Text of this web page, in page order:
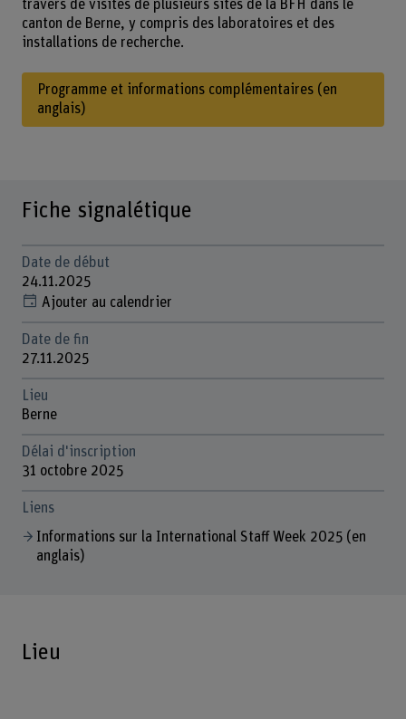
travers de visites de plusieurs sites de la BFH dans le
canton de Berne, y compris des laboratoires et des
installations de recherche.
Programme et informations complémentaires (en
anglais)
Fiche signalétique
Date de début
24.11.2025
Ajouter au calendrier
Date de fin
27.11.2025
Lieu
Berne
Délai d'inscription
31 octobre 2025
Liens
Informations sur la International Staff Week 2025 (en
anglais)
Lieu